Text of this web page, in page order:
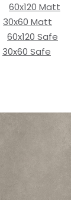
60x120 Matt
30x60 Matt
60x120 Safe
30x60 Safe